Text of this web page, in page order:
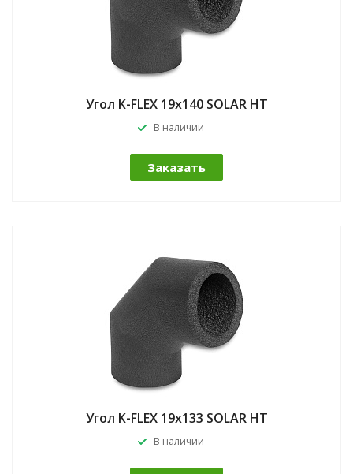
Угол K-FLEX 19x140 SOLAR HT
В наличии
Заказать
Угол K-FLEX 19x133 SOLAR HT
В наличии